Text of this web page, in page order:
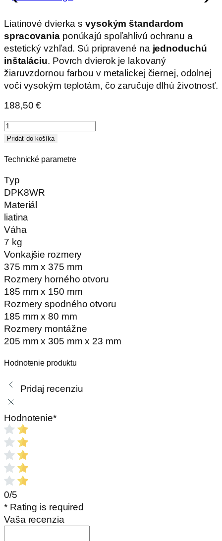
Liatinové dvierka s vysokým štandardom
spracovaniaponúkajú spoľahlivú ochranu a
estetický vzhľad. Sú pripravené na jednoduchú
inštaláciu. Povrch dvierok je lakovaný
žiaruvzdornou farbou v metalickej čiernej, odolnej
voči vysokým teplotám, čo zaručuje dlhú životnosť.
188,50€
množstvo
Dvierka
sklom
liatinové
DPK8WR
275x375
Pridať do košíka
Technické parametre
Typ
DPK8WR
Materiál
liatina
Váha
7 kg
Vonkajšie rozmery
375 mm x 375 mm
Rozmery horného otvoru
185 mm x 150 mm
Rozmery spodného otvoru
185 mm x 80 mm
Rozmery montážne
205 mm x 305 mm x 23 mm
Hodnotenie produktu
Pridaj recenziu
Hodnotenie*
0/5
* Rating is required
Vaša recenzia